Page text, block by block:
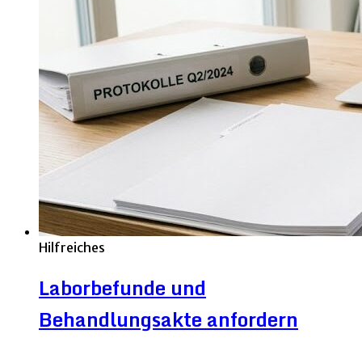
Hilfreiches
Laborbefunde und
Behandlungsakte anfordern